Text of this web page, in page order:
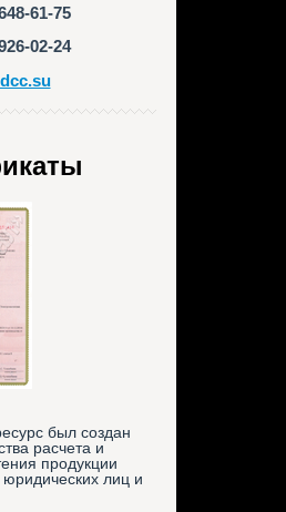
61-75
02-24
был создан
расчета и
продукции
лиц и